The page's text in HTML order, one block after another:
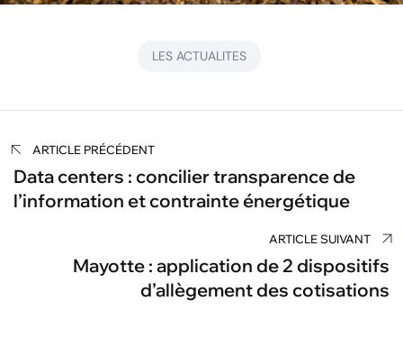
LES ACTUALITES
Navigation
de
l’article
ARTICLE PRÉCÉDENT
Data centers : concilier transparence de
l’information et contrainte énergétique
ARTICLE SUIVANT
Mayotte : application de 2 dispositifs
d’allègement des cotisations